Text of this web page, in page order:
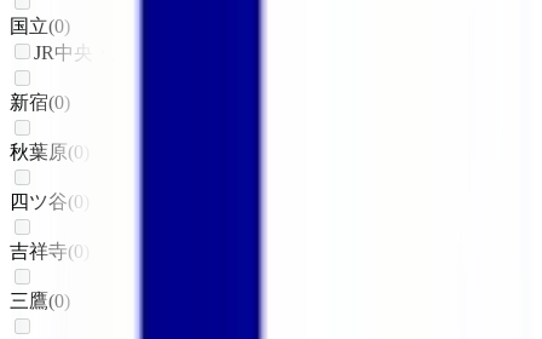
国立(0)
JR中央・総武線
新宿(0)
秋葉原(0
四ツ谷(0
吉祥寺(0
三鷹(0)